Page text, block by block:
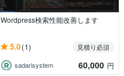
Wordpress検索性能改善します
5.0(1)
見積り必須
sadarisystem
60,000 円